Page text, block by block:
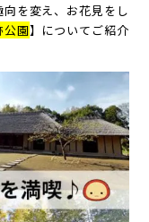
を変え、お花見をし
公園】についてご紹介